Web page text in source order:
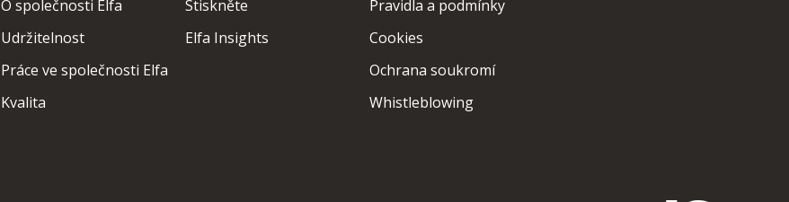
O společnosti Elfa
Udržitelnost
Práce ve společnosti Elfa
Kvalita
Stiskněte
Elfa Insights
Pravidla a podmínky
Cookies
Ochrana soukromí
Whistleblowing